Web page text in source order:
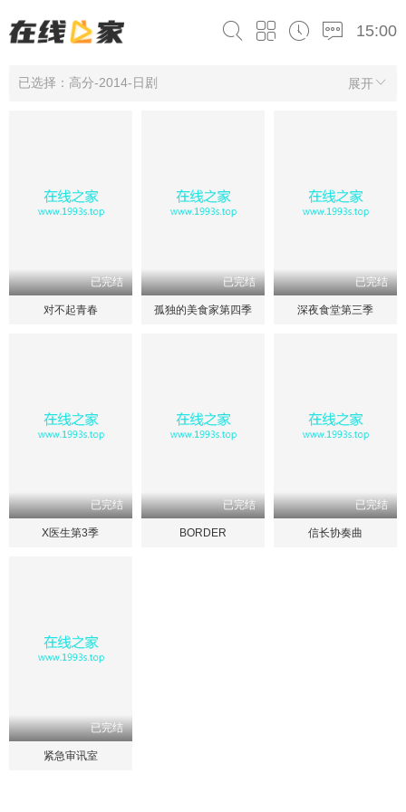
15:00
展开
已选择：高分-2014-日剧
已完结
对不起青春
已完结
孤独的美食家第四季
已完结
深夜食堂第三季
已完结
X医生第3季
已完结
BORDER
已完结
信长协奏曲
已完结
紧急审讯室